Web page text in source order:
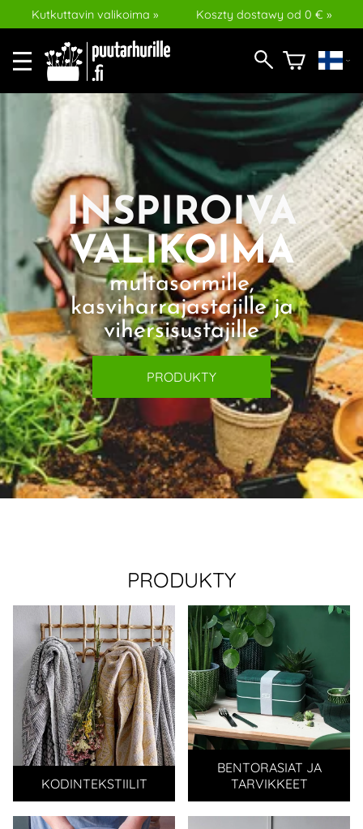
Kutkuttavin valikoima » Koszty dostawy od 0 € »
INSPIROIVA
VALIKOIMA
multasormille,
kasviharrajastajille ja
vihersisustajille
PRODUKTY
PRODUKTY
KODINTEKSTIILIT
BENTORASIAT JA
TARVIKKEET